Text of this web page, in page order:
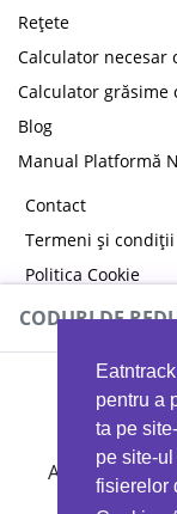
pentru a
ta pe
pe site-
fisierelor
Rețete
Calculator necesar
Calculator grăsime
Blog
Manual Platformă
Contact
Termeni și condiții
Politica Cookie
Politica de
CODURI DE
Ai 40%